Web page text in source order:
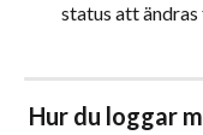
status att
Hur du loggar